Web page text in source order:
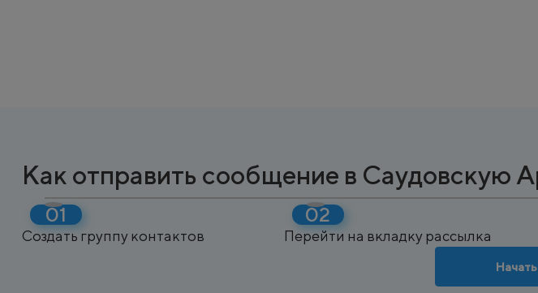
Как отправить сообщение в Саудовскую
Создать группу контактов Перейти на вкладку рассылка